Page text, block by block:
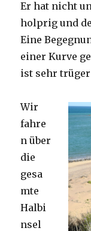
Er hat nicht
holprig und
Eine
einer Kurve
ist sehr
Wir
fahre
n über
die
gesa
mte
Halbi
nsel